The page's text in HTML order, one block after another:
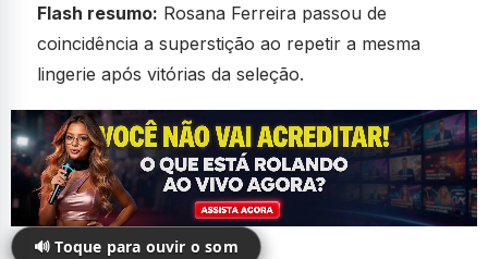
Flash resumo: Rosana Ferreira passou de
coincidência a superstição ao repetir a mesma
lingerie após vitórias da seleção.
🔊 Toque para ouvir o som